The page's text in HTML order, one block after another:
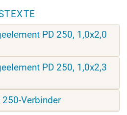
PD 250, 1,0x2,0
PD 250, 1,0x2,3
Verbinder